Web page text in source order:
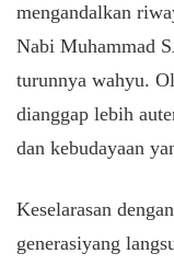
mengandalkan
Nabi Muhammad
turunnya wahyu.
dianggap lebih
dan kebudayaan
Keselarasan dengan
generasiyang